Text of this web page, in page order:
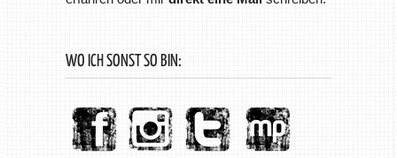
WO ICH SONST SO BIN: